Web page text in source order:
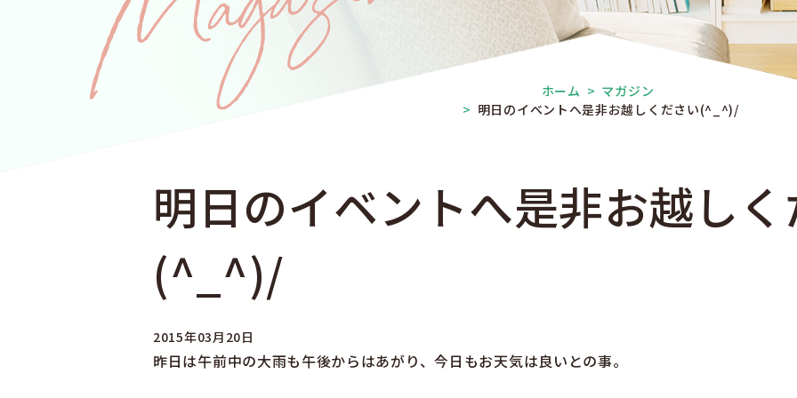
ホーム > マガジン
> 明日のイベントへ是非お越しください(^_^)/
明日のイベントへ是非お越し
(^_^)/
2015年03月20日
昨日は午前中の大雨も午後からはあがり、今日もお天気は良いとの事。